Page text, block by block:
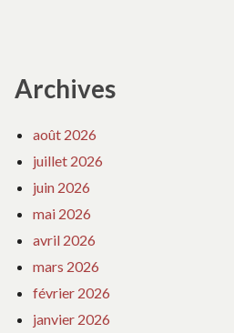
Archives
août 2026
juillet 2026
juin 2026
mai 2026
avril 2026
mars 2026
février 2026
janvier 2026